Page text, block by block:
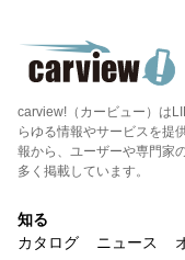
carview!（カービュー）は
らゆる情報やサービスを提
報から、ユーザーや専門家
多く掲載しています。
知る
カタログ
ニュース